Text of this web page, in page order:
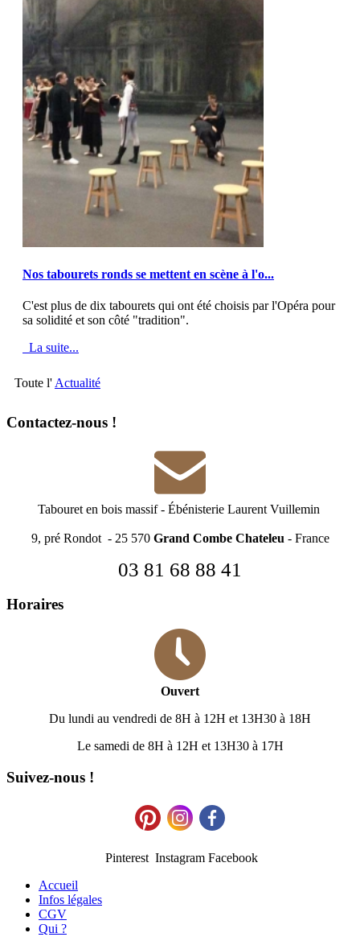
Nos tabourets ronds se mettent en scène à l'o...
C'est plus de dix tabourets qui ont été choisis par l'Opéra pour
sa solidité et son côté "tradition".
La suite...
Toute l' Actualité
Contactez-nous !
Tabouret en bois massif- Ébénisterie Laurent Vuillemin
9, pré Rondot - 25 570 Grand Combe Chateleu - France
03 81 68 88 41
Horaires
Ouvert
Du lundi au vendredi de 8H à 12H et 13H30 à 18H
Le samedi de 8H à 12H et 13H30 à 17H
Suivez-nous !
Pinterest Instagram Facebook
Accueil
Infos légales
CGV
Qui ?